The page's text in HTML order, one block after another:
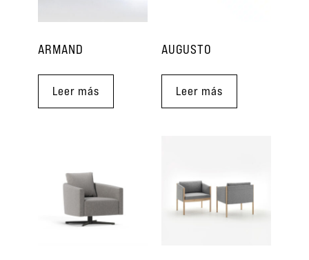
ARMAND
Leer más
AUGUSTO
Leer más